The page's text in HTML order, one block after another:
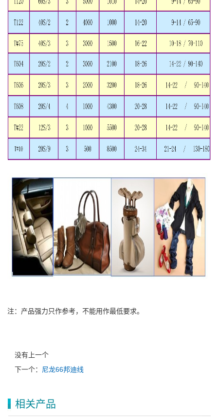
注：产品强力只作参考，不能用作最低要求。
没有上一个
下一个： 尼龙66邦迪线
相关产品